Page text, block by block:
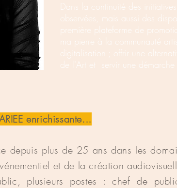
Dans la continuité des
observées, mais aussi des
première plateforme de
ma pierre à la communauté
digitalisation ; offrir une
de l'Art et servir une démarche
enrichissante...
depuis plus de 25 ans dans les
et de la création
plusieurs postes : chef de